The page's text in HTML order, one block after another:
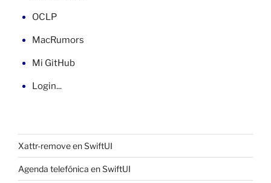
OCLP
MacRumors
Mi GitHub
Login...
Xattr-remove en SwiftUI
Agenda telefónica en SwiftUI